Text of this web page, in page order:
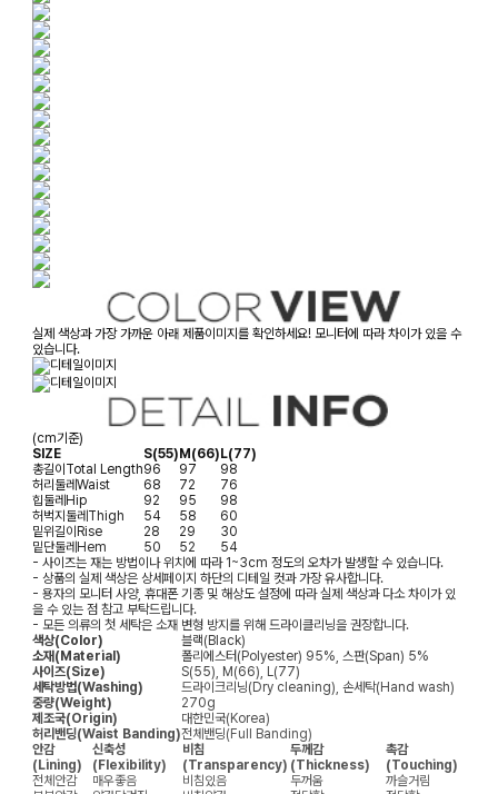
실제 색상과 가장 가까운 아래 제품이미지를 확인하세요! 모니터에 따라 차이가 있을 수
있습니다.
(cm기준)
SIZE
S(55)M(66)L(77)
총길이Total Length96 97
98
허리둘레Waist 68 72
76
힙둘레Hip 92 95
98
허벅지둘레Thigh 54 58
60
밑위길이Rise 28 29
30
밑단둘레Hem 50 52
54
- 사이즈는 재는 방법이나 위치에 따라 1~3cm 정도의 오차가 발생할 수 있습니다.
- 상품의 실제 색상은 상세페이지 하단의 디테일 컷과 가장 유사합니다.
- 용자의 모니터 사양, 휴대폰 기종 및 해상도 설정에 따라 실제 색상과 다소 차이가 있
을 수 있는 점 참고 부탁드립니다.
- 모든 의류의 첫 세탁은 소재 변형 방지를 위해 드라이클리닝을 권장합니다.
색상(Color)
블랙(Black)
소재(Material)
폴리에스터(Polyester) 95%, 스판(Span) 5%
사이즈(Size)
S(55), M(66), L(77)
세탁방법(Washing)
드라이크리닝(Dry cleaning), 손세탁(Hand wash)
중량(Weight)
270g
제조국(Origin)
대한민국(Korea)
허리밴딩(Waist Banding)전체밴딩(Full Banding)
안감
(Lining)
신축성
(Flexibility)
비침
(Transparency)
두께감
(Thickness)
촉감
(Touching)
전체안감
매우좋음 비침있음 두꺼움
까슬거림